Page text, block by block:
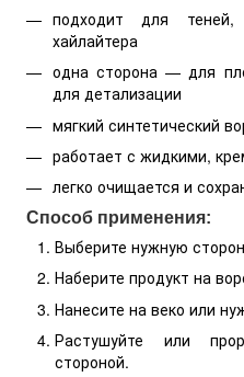
подходит для теней,
хайлайтера
одна сторона — для
для детализации
мягкий синтетический
работает с жидкими,
легко очищается и
Способ применения:
Выберите нужную
Наберите продукт на
Нанесите на веко или
Растушуйте или
стороной.